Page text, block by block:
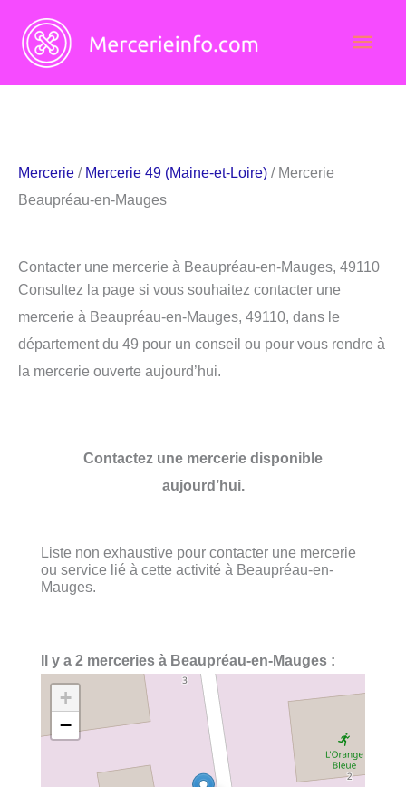
contenu
Mercerie / Mercerie 49 (Maine-et-Loire) / Mercerie
Beaupréau-en-Mauges
Contacter une mercerie à Beaupréau-en-Mauges, 49110
Consultez la page si vous souhaitez contacter une
mercerie à Beaupréau-en-Mauges, 49110, dans le
département du 49 pour un conseil ou pour vous rendre à
la mercerie ouverte aujourd’hui.
Contactez une mercerie disponible
aujourd’hui.
Liste non exhaustive pour contacter une mercerie
ou service lié à cette activité à Beaupréau-en-
Mauges.
Il y a 2 merceries à Beaupréau-en-Mauges :
+
−